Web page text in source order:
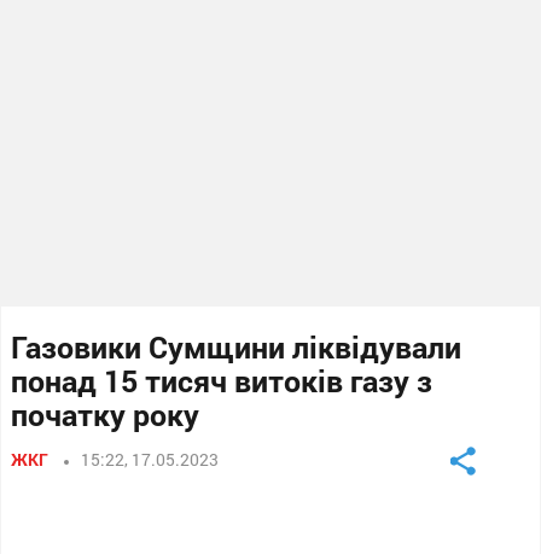
Газовики Сумщини ліквідували
понад 15 тисяч витоків газу з
початку року
ЖКГ 15:22, 17.05.2023